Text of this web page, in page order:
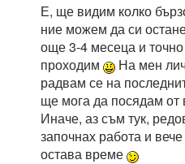
Е, ще видим колко
ние можем да си
още 3-4 месеца и
проходим
На мен
радвам се на
ще мога да посядам
Иначе, аз съм тук,
започнах работа и
остава време